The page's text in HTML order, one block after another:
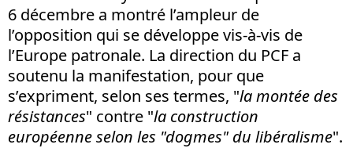
6 décembre a montré l’ampleur de
l’opposition qui se développe vis-à-vis de
l’Europe patronale. La direction du PCF a
soutenu la manifestation, pour que
s’expriment, selon ses termes, "la montée des
résistances" contre "la construction
européenne selon les "dogmes" du libéralisme".